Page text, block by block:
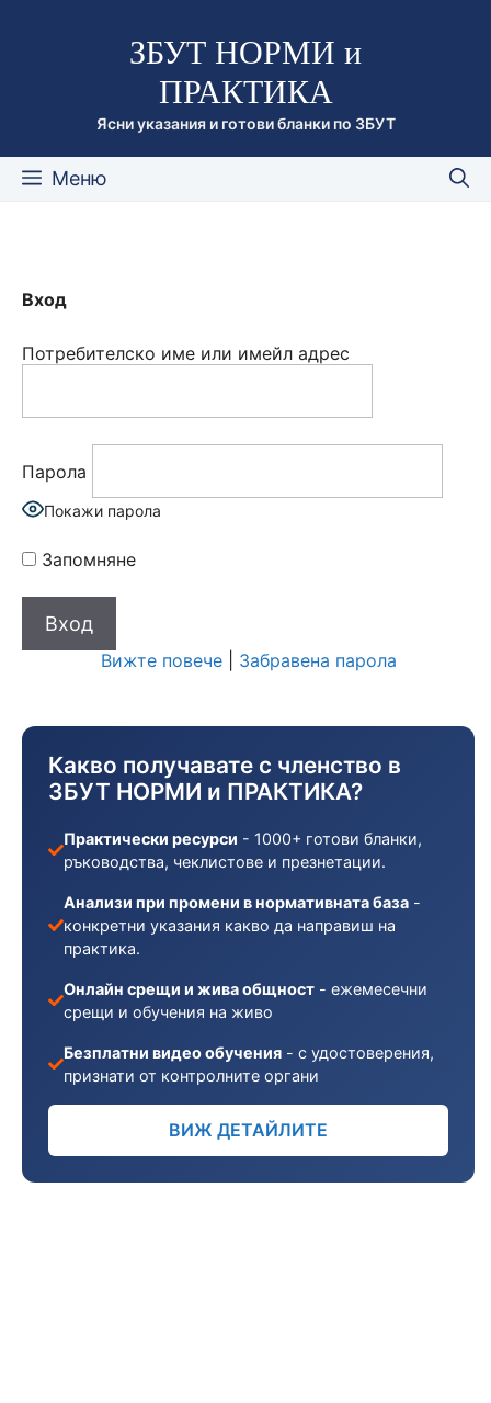
съдържаниетоЗБУТ НОРМИ и
ПРАКТИКА
Ясни указания и готови бланки по ЗБУТ
Меню
Вход
Потребителско име или имейл адрес
Парола
Покажи парола
Запомняне
Вижте повече| Забравена парола
Какво получавате с членство в
ЗБУТ НОРМИ и ПРАКТИКА?
Практически ресурси - 1000+ готови бланки,
ръководства, чеклистове и презнетации.
Анализи при промени в нормативната база -
конкретни указания какво да направиш на
практика.
Онлайн срещи и жива общност - ежемесечни
срещи и обучения на живо
Безплатни видео обучения - с удостоверения,
признати от контролните органи
ВИЖ ДЕТАЙЛИТЕ